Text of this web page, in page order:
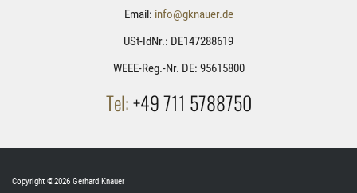
Email: info@gknauer.de
USt-IdNr.: DE147288619
WEEE-Reg.-Nr. DE: 95615800
Tel:+49 711 5788750
Copyright ©2026 Gerhard Knauer